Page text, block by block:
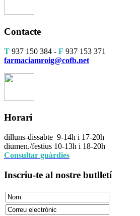
Contacte
T 937 150 384 - F 937 153 371
farmaciamroig@cofb.net
Horari
dilluns-dissabte 9-14h i 17-20h
diumen./festius 10-13h i 18-20h
Consultar guàrdies
Inscriu-te al nostre butlletí